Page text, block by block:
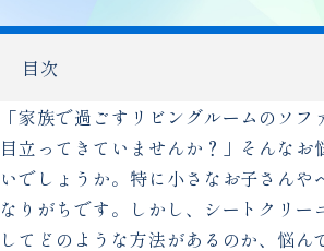
目次
「家族で過ごすリビングルームのソ
目立ってきていませんか？」そんな
いでしょうか。特に小さなお子さん
なりがちです。しかし、シートクリ
してどのような方法があるのか、悩ん